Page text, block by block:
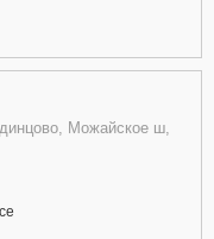
Можайское ш,